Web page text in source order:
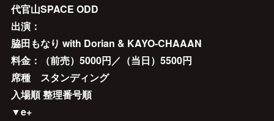
代官山SPACE ODD
出演：
脇田もなり with Dorian & KAYO-CHAAAN
料金：（前売）5000円／（当日）5500円
席種 スタンディング
入場順 整理番号順
▼e+